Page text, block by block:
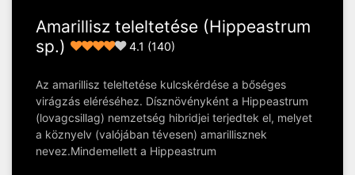
Amarillisz teleltetése (Hippeastrum
sp.)
4.1 (140)
Az amarillisz teleltetése kulcskérdése a bőséges
virágzás eléréséhez. Dísznövényként a Hippeastrum
(lovagcsillag) nemzetség hibridjei terjedtek el, melyet
a köznyelv (valójában tévesen) amarillisznek
nevez.Mindemellett a Hippeastrum